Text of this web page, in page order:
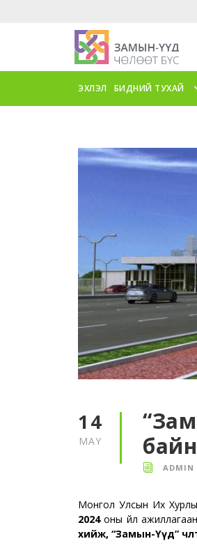
ЭХЛЭЛ БИДНИЙ ТУХАЙ
14
MAY
ADMIN
Монгол Улсын Их
2024оны үйл
хийж, “Замын-Үүд”